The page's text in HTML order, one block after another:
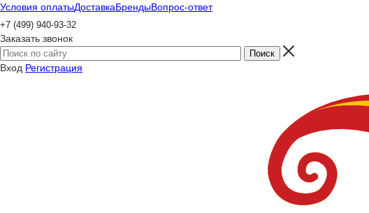
Условия оплатыДоставкаБрендыВопрос-ответ
+7 (499) 940-93-32
Заказать звонок
Вход Регистрация